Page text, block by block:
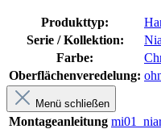
Produkttyp:
Serie / Kollektion:
Farbe:
Oberflächenveredelung:
Menü schließen
Montageanleitung